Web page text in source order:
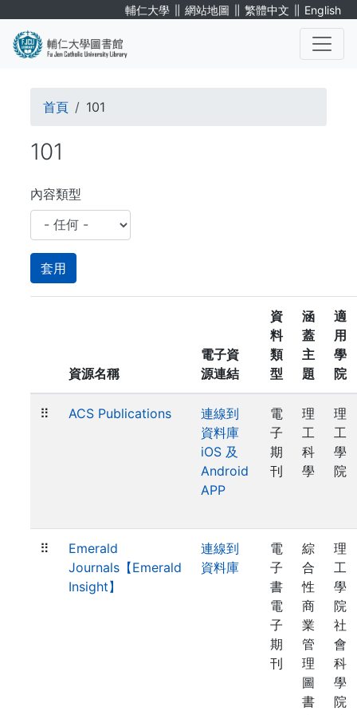
輔仁大學 ∥ 網站地圖 ∥ 繁體中文 ∥ English
導
連
結
首頁 101
101
內容類型
資源名稱
電子資
源連結
資
料
類
型
涵
蓋
主
題
適
用
學
院
⠿ ACS Publications
連線到
資料庫
iOS 及
Android
APP
電
子
期
刊
理
工
科
學
理
工
學
院
⠿
Emerald
Journals【Emerald
Insight】
連線到
資料庫
電
子
書
電
子
期
刊
綜
合
性
商
業
管
理
圖
書
理
工
學
院
社
會
科
學
院